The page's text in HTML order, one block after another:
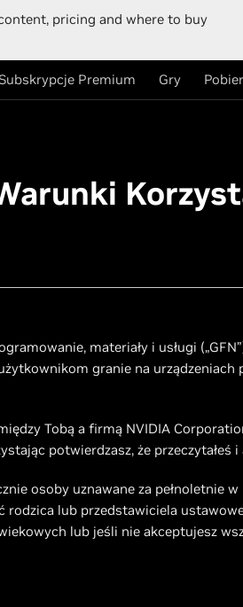
pricing and where to buy
Subskrypcje Premium Gry
materiały i usługi
granie na
Tobą a firmą NVIDIA
potwierdzasz, że przeczytałeś
osoby uznawane za pełnoletnie
lub przedstawiciela
lub jeśli nie akceptujesz